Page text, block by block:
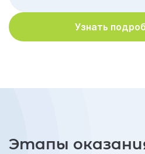
Узнать
Этапы